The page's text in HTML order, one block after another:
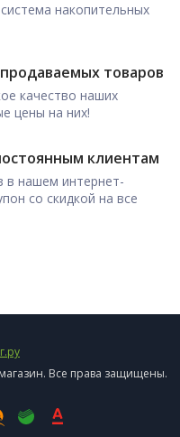
накопительных
товаров
качество наших
цены на них!
клиентам
в нашем интернет-
со скидкой на все
Все права защищены.